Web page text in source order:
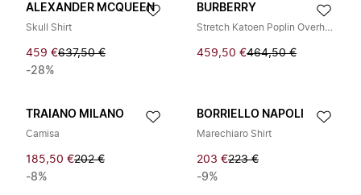
ALEXANDER MCQUEEN
Skull Shirt
459 €637,50 €
-28%
BURBERRY
Stretch Katoen Poplin Overhemd
459,50 €464,50 €
TRAIANO MILANO
Camisa
185,50 €202 €
-8%
BORRIELLO NAPOLI
Marechiaro Shirt
203 €223 €
-9%